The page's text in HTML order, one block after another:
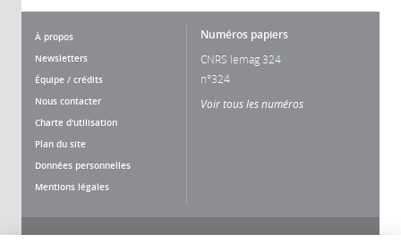
À propos
Newsletters
Équipe / crédits
Nous contacter
Charte d'utilisation
Plan du site
Données personnelles
Mentions légales
Numéros papiers
CNRS lemag 324
n°324
Voir tous les numéros